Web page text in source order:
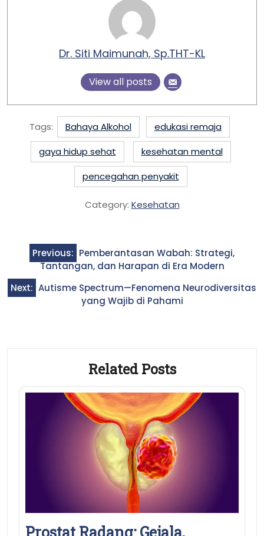
Dr. Siti Maimunah, Sp.THT-KL
View all posts
Tags: Bahaya Alkohol
edukasi remaja
gaya hidup sehat
kesehatan mental
pencegahan penyakit
Category: Kesehatan
Post
navigation
Previous: Pemberantasan Wabah: Strategi,
Tantangan, dan Harapan di Era Modern
Next: Autisme Spectrum—Fenomena Neurodiversitas
yang Wajib di Pahami
Related Posts
Prostat Radang: Gejala,